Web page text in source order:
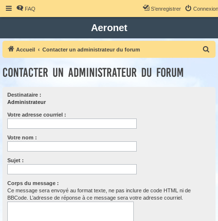
FAQ Connexion
S’enregistrer
Aeronet
Accueil Contacter un administrateur du forum
Contacter un administrateur du forum
Destinataire :
Administrateur
Votre adresse courriel :
Votre nom :
Sujet :
Corps du message :
Ce message sera envoyé au format texte, ne pas inclure de code HTML ni de
BBCode. L’adresse de réponse à ce message sera votre adresse courriel.